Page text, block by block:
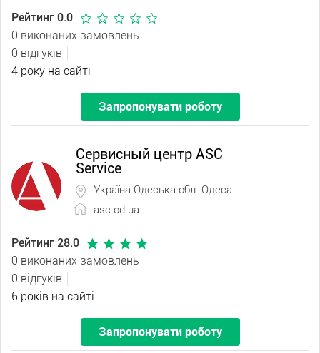
Рейтинг 0.0
0 виконаних замовлень
0 відгуків
4 року на сайті
Запропонувати роботу
Сервисный центр ASC
Service
Україна Одеська обл. Одеса
asc.od.ua
Рейтинг 28.0
0 виконаних замовлень
0 відгуків
6 років на сайті
Запропонувати роботу